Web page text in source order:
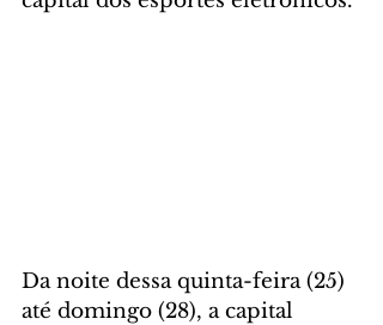
Da noite dessa quinta-feira (25)
até domingo (28), a capital